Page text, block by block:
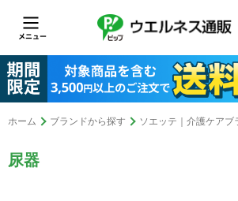
ホーム ブランドから探す ソエッテ｜介護ケアブ
尿器